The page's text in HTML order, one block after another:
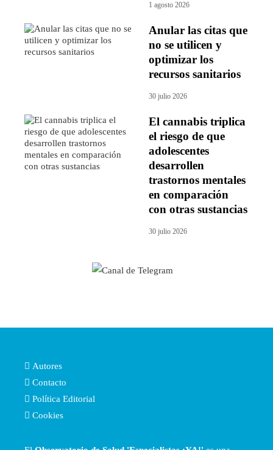
1 agosto 2026
Anular las citas que
no se utilicen y
optimizar los
recursos sanitarios
30 julio 2026
El cannabis triplica
el riesgo de que
adolescentes
desarrollen
trastornos mentales
en comparación
con otras sustancias
30 julio 2026
Autores
Contacto
Política Editorial
Cookies